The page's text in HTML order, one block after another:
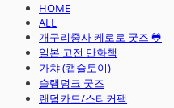
HOME
ALL
개구리중사 케로로 굿즈 🐸
일본 고전 만화책
가챠 (캡슐토이)
슬램덩크 굿즈
랜덤카드/스티커팩